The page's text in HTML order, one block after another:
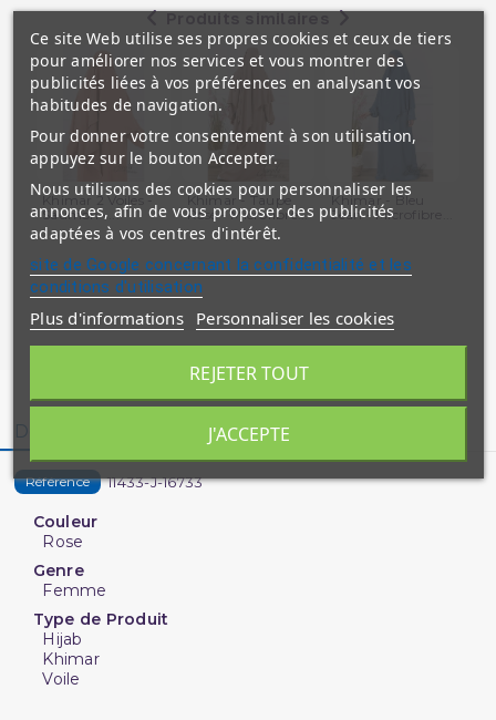
Produits similaires
Khimar 2 Voiles -
Saumon -...
Khimar - Taupe
Rosé - Microfibre...
Khimar - Bleu
Jean - Microfibre...
Détails du produit
Référence 11433-J-16733
Couleur
Rose
Genre
Femme
Type de Produit
Hijab
Khimar
Voile
Ce site Web utilise ses propres cookies et ceux de tiers
pour améliorer nos services et vous montrer des
publicités liées à vos préférences en analysant vos
habitudes de navigation.
Pour donner votre consentement à son utilisation,
appuyez sur le bouton Accepter.
Nous utilisons des cookies pour personnaliser les
annonces, afin de vous proposer des publicités
adaptées à vos centres d'intérêt.
site de Google concernant la confidentialité et les
conditions d'utilisation
Plus d'informations Personnaliser les cookies
REJETER TOUT
J'ACCEPTE